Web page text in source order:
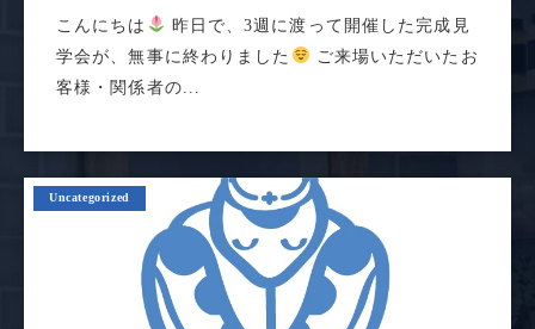
こんにちは
昨日で、3週に渡って開催した完成見
学会が、無事に終わりました
ご来場いただいたお
客様・関係者の...
Uncategorized